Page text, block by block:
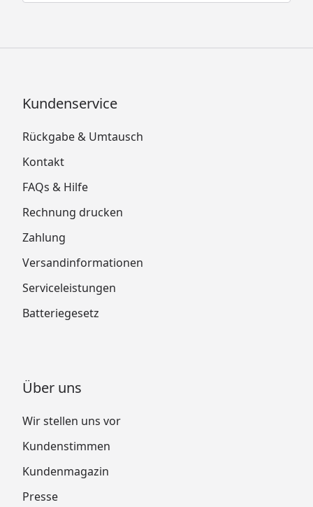
Kundenservice
Rückgabe & Umtausch
Kontakt
FAQs & Hilfe
Rechnung drucken
Zahlung
Versandinformationen
Serviceleistungen
Batteriegesetz
Über uns
Wir stellen uns vor
Kundenstimmen
Kundenmagazin
Presse